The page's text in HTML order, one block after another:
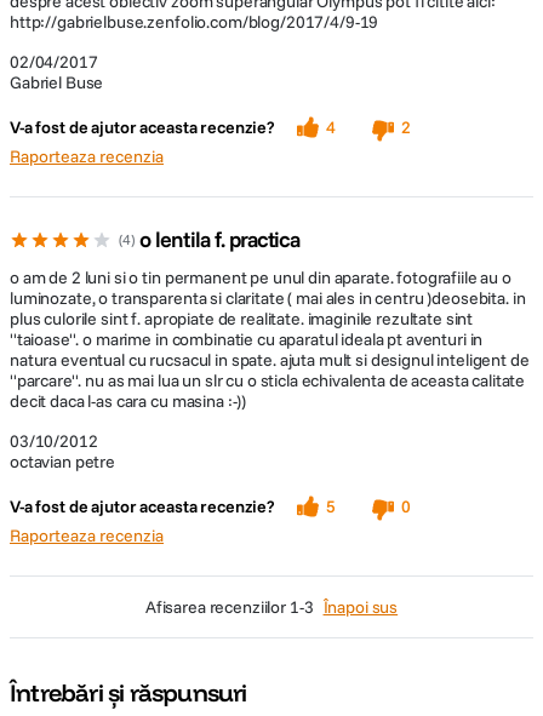
02/04/2017
Gabriel Buse
http://gabrielbuse.zenfolio.com/blog/2017/4/9-19
V-a fost de ajutor aceasta recenzie? 4
2
Raporteaza recenzia
4 o lentila f. practica
03/10/2012
octavian petre
o am de 2 luni si o tin permanent pe unul din aparate. fotografiile au o
luminozate, o transparenta si claritate ( mai ales in centru )deosebita. in
plus culorile sint f. apropiate de realitate. imaginile rezultate sint
''taioase''. o marime in combinatie cu aparatul ideala pt aventuri in
natura eventual cu rucsacul in spate. ajuta mult si designul inteligent de
''parcare''. nu as mai lua un slr cu o sticla echivalenta de aceasta calitate
decit daca l-as cara cu masina :-))
V-a fost de ajutor aceasta recenzie? 5
0
Raporteaza recenzia
afisarea recenziilor 1-3 Înapoi sus
Întrebări și răspunsuri